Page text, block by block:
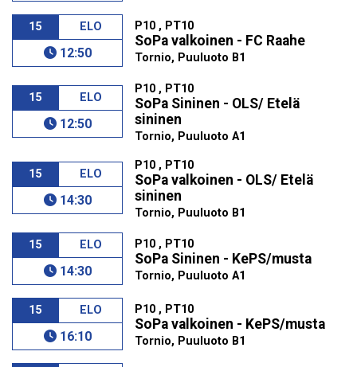
15 ELO
12:50
P10 , PT10
SoPa valkoinen - FC Raahe
Tornio, Puuluoto B1
15 ELO
12:50
P10 , PT10
SoPa Sininen - OLS/ Etelä
sininen
Tornio, Puuluoto A1
15 ELO
14:30
P10 , PT10
SoPa valkoinen - OLS/ Etelä
sininen
Tornio, Puuluoto B1
15 ELO
14:30
P10 , PT10
SoPa Sininen - KePS/musta
Tornio, Puuluoto A1
15 ELO
16:10
P10 , PT10
SoPa valkoinen - KePS/musta
Tornio, Puuluoto B1